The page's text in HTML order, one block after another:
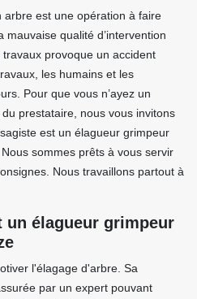
arbre est une opération à faire
qualité d’intervention
travaux provoque un accident
les humains et les
Pour que vous n’ayez un
prestataire, nous vous invitons
est un élagueur grimpeur
sommes prêts à vous servir
Nous travaillons partout à
un élagueur grimpeur
l'élagage d'arbre. Sa
par un expert pouvant